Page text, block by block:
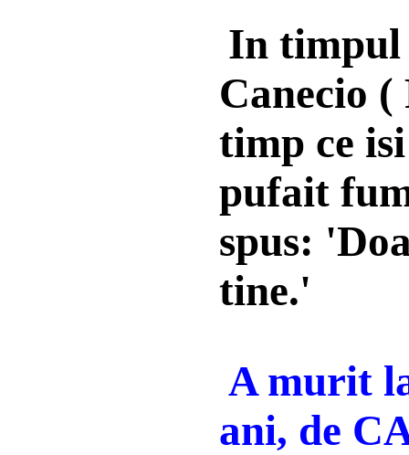
In timpul
Canecio
timp ce
pufait
spus:
tine.'
A murit
ani, de